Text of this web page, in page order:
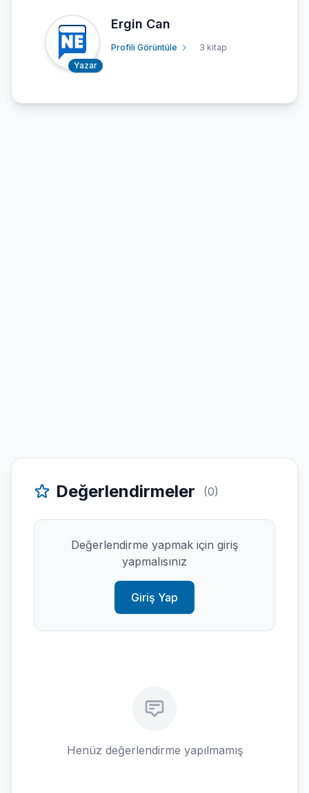
Yazar
Ergin Can
Profili Görüntüle 3 kitap
Değerlendirmeler (0)
Değerlendirme yapmak için giriş
yapmalısınız
Giriş Yap
Henüz değerlendirme yapılmamış